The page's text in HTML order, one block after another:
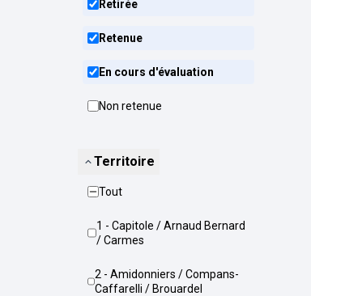
Retirée
Retenue
En cours d'évaluation
Non retenue
Territoire
Tout
1 - Capitole / Arnaud Bernard
/ Carmes
2 - Amidonniers / Compans-
Caffarelli / Brouardel